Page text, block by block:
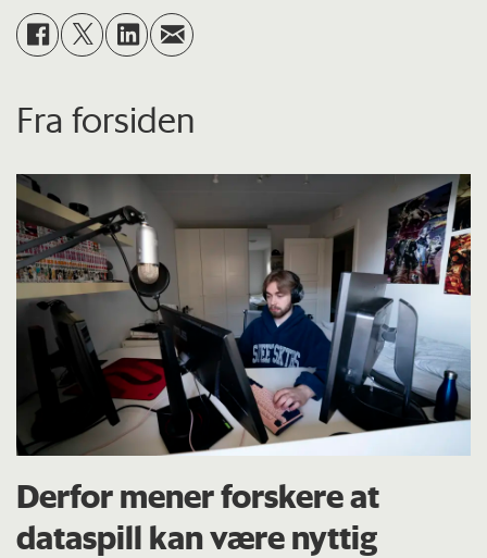
Fra forsiden
Derfor mener forskere at
dataspill kan være nyttig